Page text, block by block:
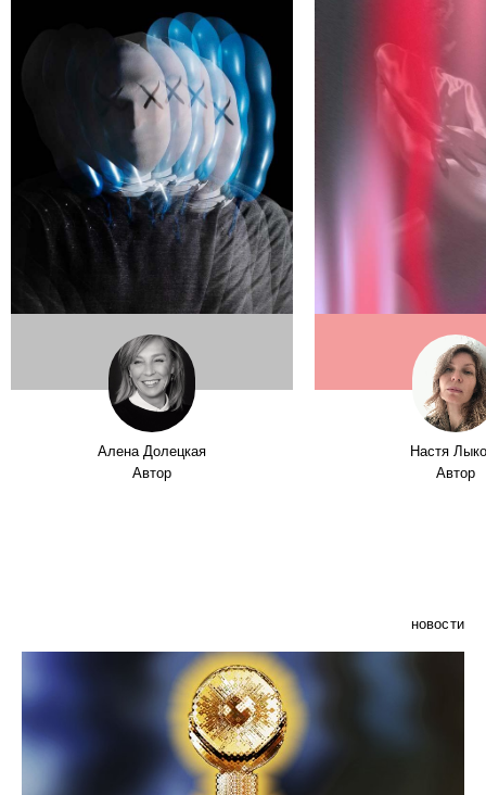
Алена Долецкая
Автор
Настя
Автор
новости